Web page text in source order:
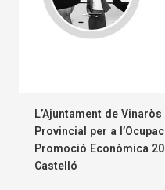
L’Ajuntament de
Provincial per a
Promoció Econòmica
Castelló